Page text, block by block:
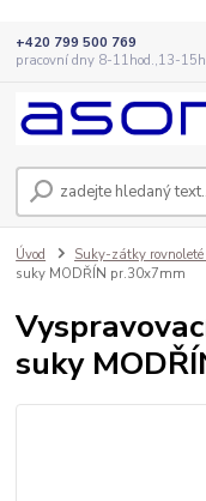
+420 799 500 769
pracovní dny 8-11hod.,13-
Úvod Suky-zátky
suky MODŘÍN pr.30x7mm
suky